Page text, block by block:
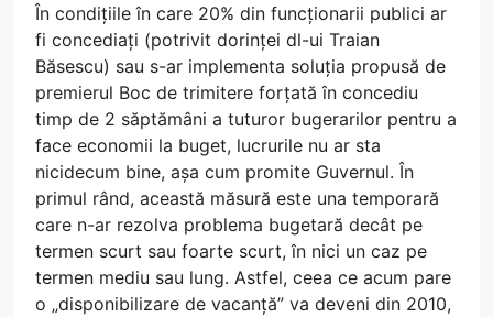
În condițiile în care 20% din funcționarii publici ar
fi concediați (potrivit dorinței dl-ui Traian
Băsescu) sau s-ar implementa soluția propusă de
premierul Boc de trimitere forțată în concediu
timp de 2 săptămâni a tuturor bugerarilor pentru a
face economii la buget, lucrurile nu ar sta
nicidecum bine, așa cum promite Guvernul. În
primul rând, această măsură este una temporară
care n-ar rezolva problema bugetară decât pe
termen scurt sau foarte scurt, în nici un caz pe
termen mediu sau lung. Astfel, ceea ce acum pare
o „disponibilizare de vacanță” va deveni din 2010,